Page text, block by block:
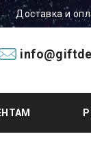
Доставка и